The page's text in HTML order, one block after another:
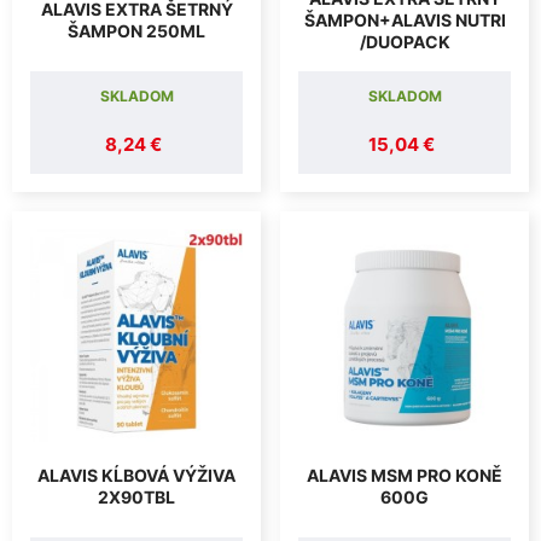
ALAVIS EXTRA ŠETRNÝ
ŠAMPON 250ML
8,24 €
SKLADOM
ŠAMPON+ALAVIS NUTRI
/DUOPACK
15,04 €
SKLADOM
ALAVIS KĹBOVÁ VÝŽIVA
2X90TBL
ALAVIS MSM PRO KONĚ
600G